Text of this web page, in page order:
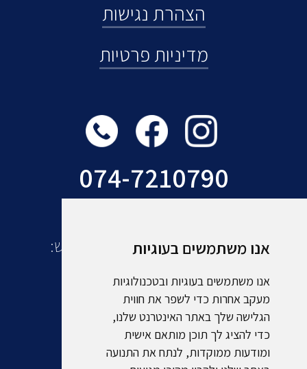
אנו משתמשים בעוגיות
אנו משתמשים בעוגיות ובטכנולוגיות
מעקב אחרות כדי לשפר את חווית
הגלישה שלך באתר האינטרנט שלנו,
כדי להציג לך תוכן מותאם אישית
ומודעות ממוקדות, לנתח את התנועה
הצהרת נגישות
מדיניות פרטיות
074-7210790
עוד מקבוצת אמסלם תיירות ונופש: